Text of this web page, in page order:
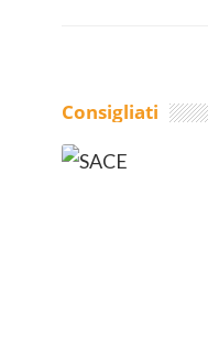
Consigliati